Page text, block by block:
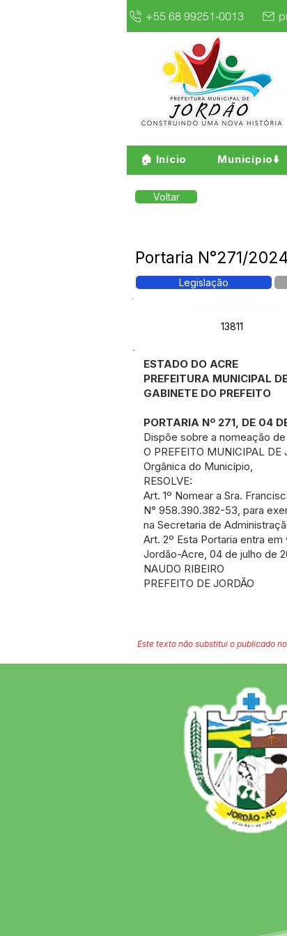
+55 68 99251-0013
🏠 Início Município⬇️
Voltar
Portaria N°271/
Legislação
13811
ESTADO DO ACRE
PREFEITURA MUNICIPAL
GABINETE DO PREFEITO
PORTARIA Nº 271, DE 04
Dispõe sobre a nomeação
O PREFEITO MUNICIPAL
Orgânica do Município,
RESOLVE:
Art. 1º Nomear a Sra.
N° 958.390.382-53, para
na Secretaria de
Art. 2º Esta Portaria entra
Jordão-Acre, 04 de julho de
NAUDO RIBEIRO
PREFEITO DE JORDÃO
Este texto não substitui o publicado